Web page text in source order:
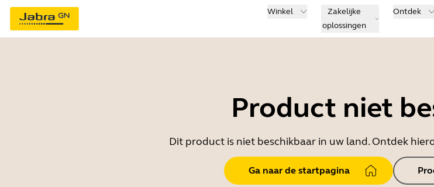
Winkel
Zakelijke
oplossingen
Ontdek
Product niet
Dit product is niet beschikbaar in uw land. Ontdek
Ga naar de startpagina